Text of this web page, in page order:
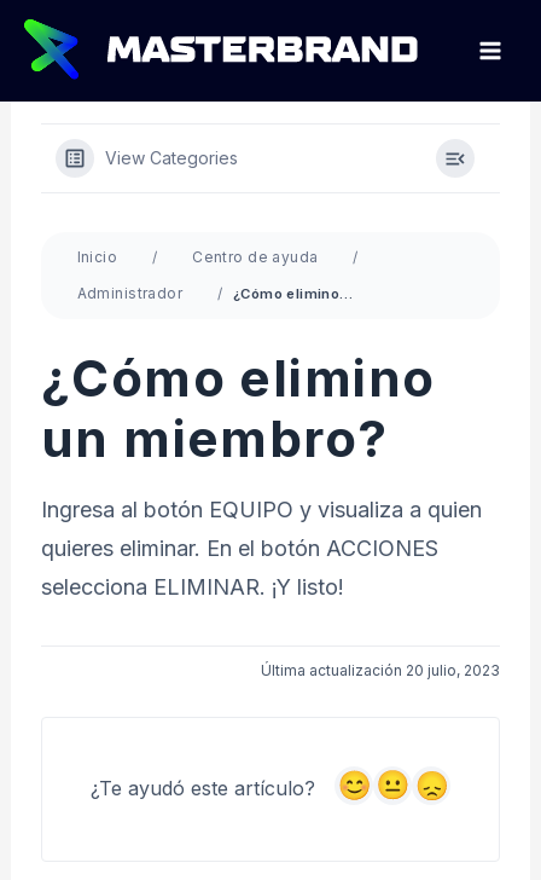
contenido
View Categories
Inicio
Centro de ayuda
Administrador
¿Cómo elimino
un miembro?
Ingresa al botón EQUIPO y visualiza a quien
quieres eliminar. En el botón ACCIONES
selecciona ELIMINAR. ¡Y listo!
Última actualización 20 julio, 2023
¿Te ayudó este artículo?